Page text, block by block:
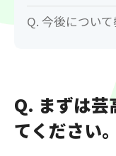
Q. 今後について
Q. まずは芸
てください。